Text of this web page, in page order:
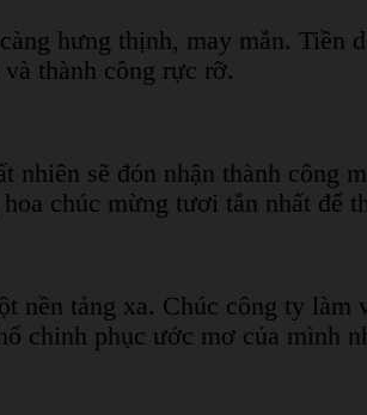
hưng thịnh, may mắn. Tiền
thành công rực rỡ.
sẽ đón nhận thành công
chúc mừng tươi tắn nhất để
tảng xa. Chúc công ty làm
chinh phục ước mơ của mình